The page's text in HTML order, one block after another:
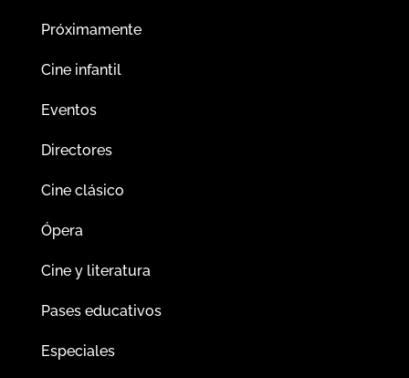
Próximamente
Cine infantil
Eventos
Directores
Cine clásico
Ópera
Cine y literatura
Pases educativos
Especiales